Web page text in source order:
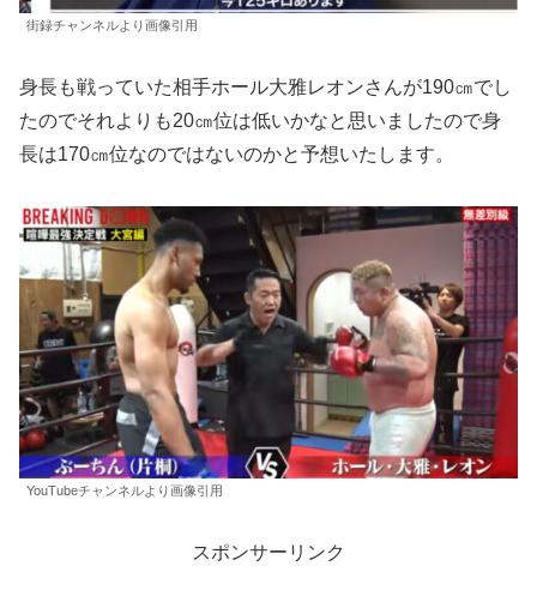
街録チャンネルより画像引用
身長も戦っていた相手ホール大雅レオンさんが190㎝でし
たのでそれよりも20㎝位は低いかなと思いましたので身
長は170㎝位なのではないのかと予想いたします。
YouTubeチャンネルより画像引用
スポンサーリンク